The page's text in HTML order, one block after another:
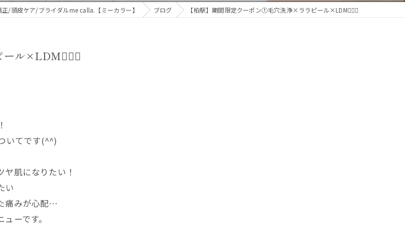
/頭皮ケア/ブライダルme calla.【ミーカラー】 ブログ 【柏駅】期間限定クーポン①毛穴洗浄×ララピール×LDM🧏🏻‍♀️
ル×LDM🧏🏻‍♀️
いてです(^^)
肌になりたい！
い
痛みが心配…
ーです。